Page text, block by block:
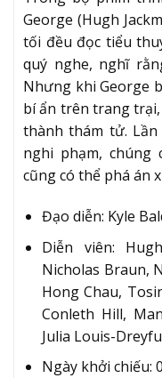
George (Hugh
tối đều đọc tiểu
quý nghe, nghĩ
Nhưng khi George
bí ẩn trên trang
thành thám tử.
nghi phạm, chúng
cũng có thể phá án
Đạo diễn: Kyle
Diễn viên:
Nicholas Braun,
Hong Chau,
Conleth Hill,
Julia Louis-
Ngày khởi chiếu: